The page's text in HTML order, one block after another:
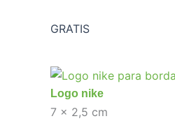
GRATIS
Logo nike
7 x 2,5 cm